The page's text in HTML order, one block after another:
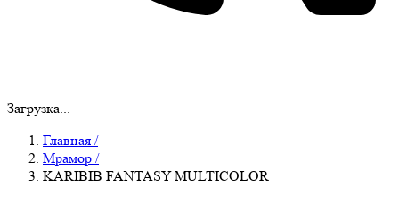
Загрузка...
Главная /
Мрамор /
KARIBIB FANTASY MULTICOLOR